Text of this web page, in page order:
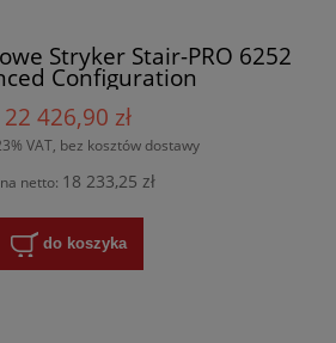
Stryker Stair-PRO 6252
Configuration
22 426,90 zł
VAT, bez kosztów dostawy
netto: 18 233,25 zł
do koszyka